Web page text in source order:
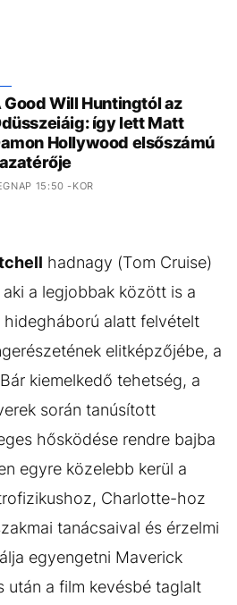
Good Will Huntingtól az
így lett Matt
Hollywood elsőszámú
15:50 -KOR
hadnagy (Tom Cruise)
a legjobbak között is a
hidegháború alatt felvételt
elitképzőjébe, a
kiemelkedő tehetség, a
során tanúsított
hősködése rendre bajba
egyre közelebb kerül a
Charlotte-hoz
tanácsaival és érzelmi
egyengetni Maverick
után a film kevésbé taglalt